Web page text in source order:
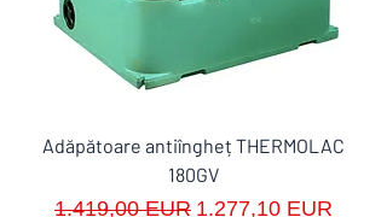
Adăpătoare antiîngheț THERMOLAC
180GV
Preț normal
1.419,00 EUR Preț redus
1.277,10 EUR